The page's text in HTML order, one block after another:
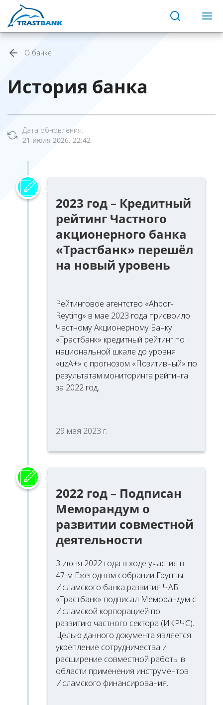
О банке
История банка
Дата обновления:
21 июля 2026, 22:42
2023 год – Кредитный
рейтинг Частного
акционерного банка
«Трастбанк» перешёл
на новый уровень
Рейтинговое агентство «Ahbor-
Reyting» в мае 2023 года присвоило
Частному Акционерному Банку
«Трастбанк» кредитный рейтинг по
национальной шкале до уровня
«uzA+» с прогнозом «Позитивный» по
результатам мониторинга рейтинга
за 2022 год.
29 мая 2023 г.
2022 год – Подписан
Меморандум о
развитии совместной
деятельности
3 июня 2022 года в ходе участия в
47-м Ежегодном собрании Группы
Исламского банка развития ЧАБ
«Трастбанк» подписал Меморандум с
Исламской корпорацией по
развитию частного сектора (ИКРЧС).
Целью данного документа является
укрепление сотрудничества и
расширение совместной работы в
области применения инструментов
Исламского финансирования.